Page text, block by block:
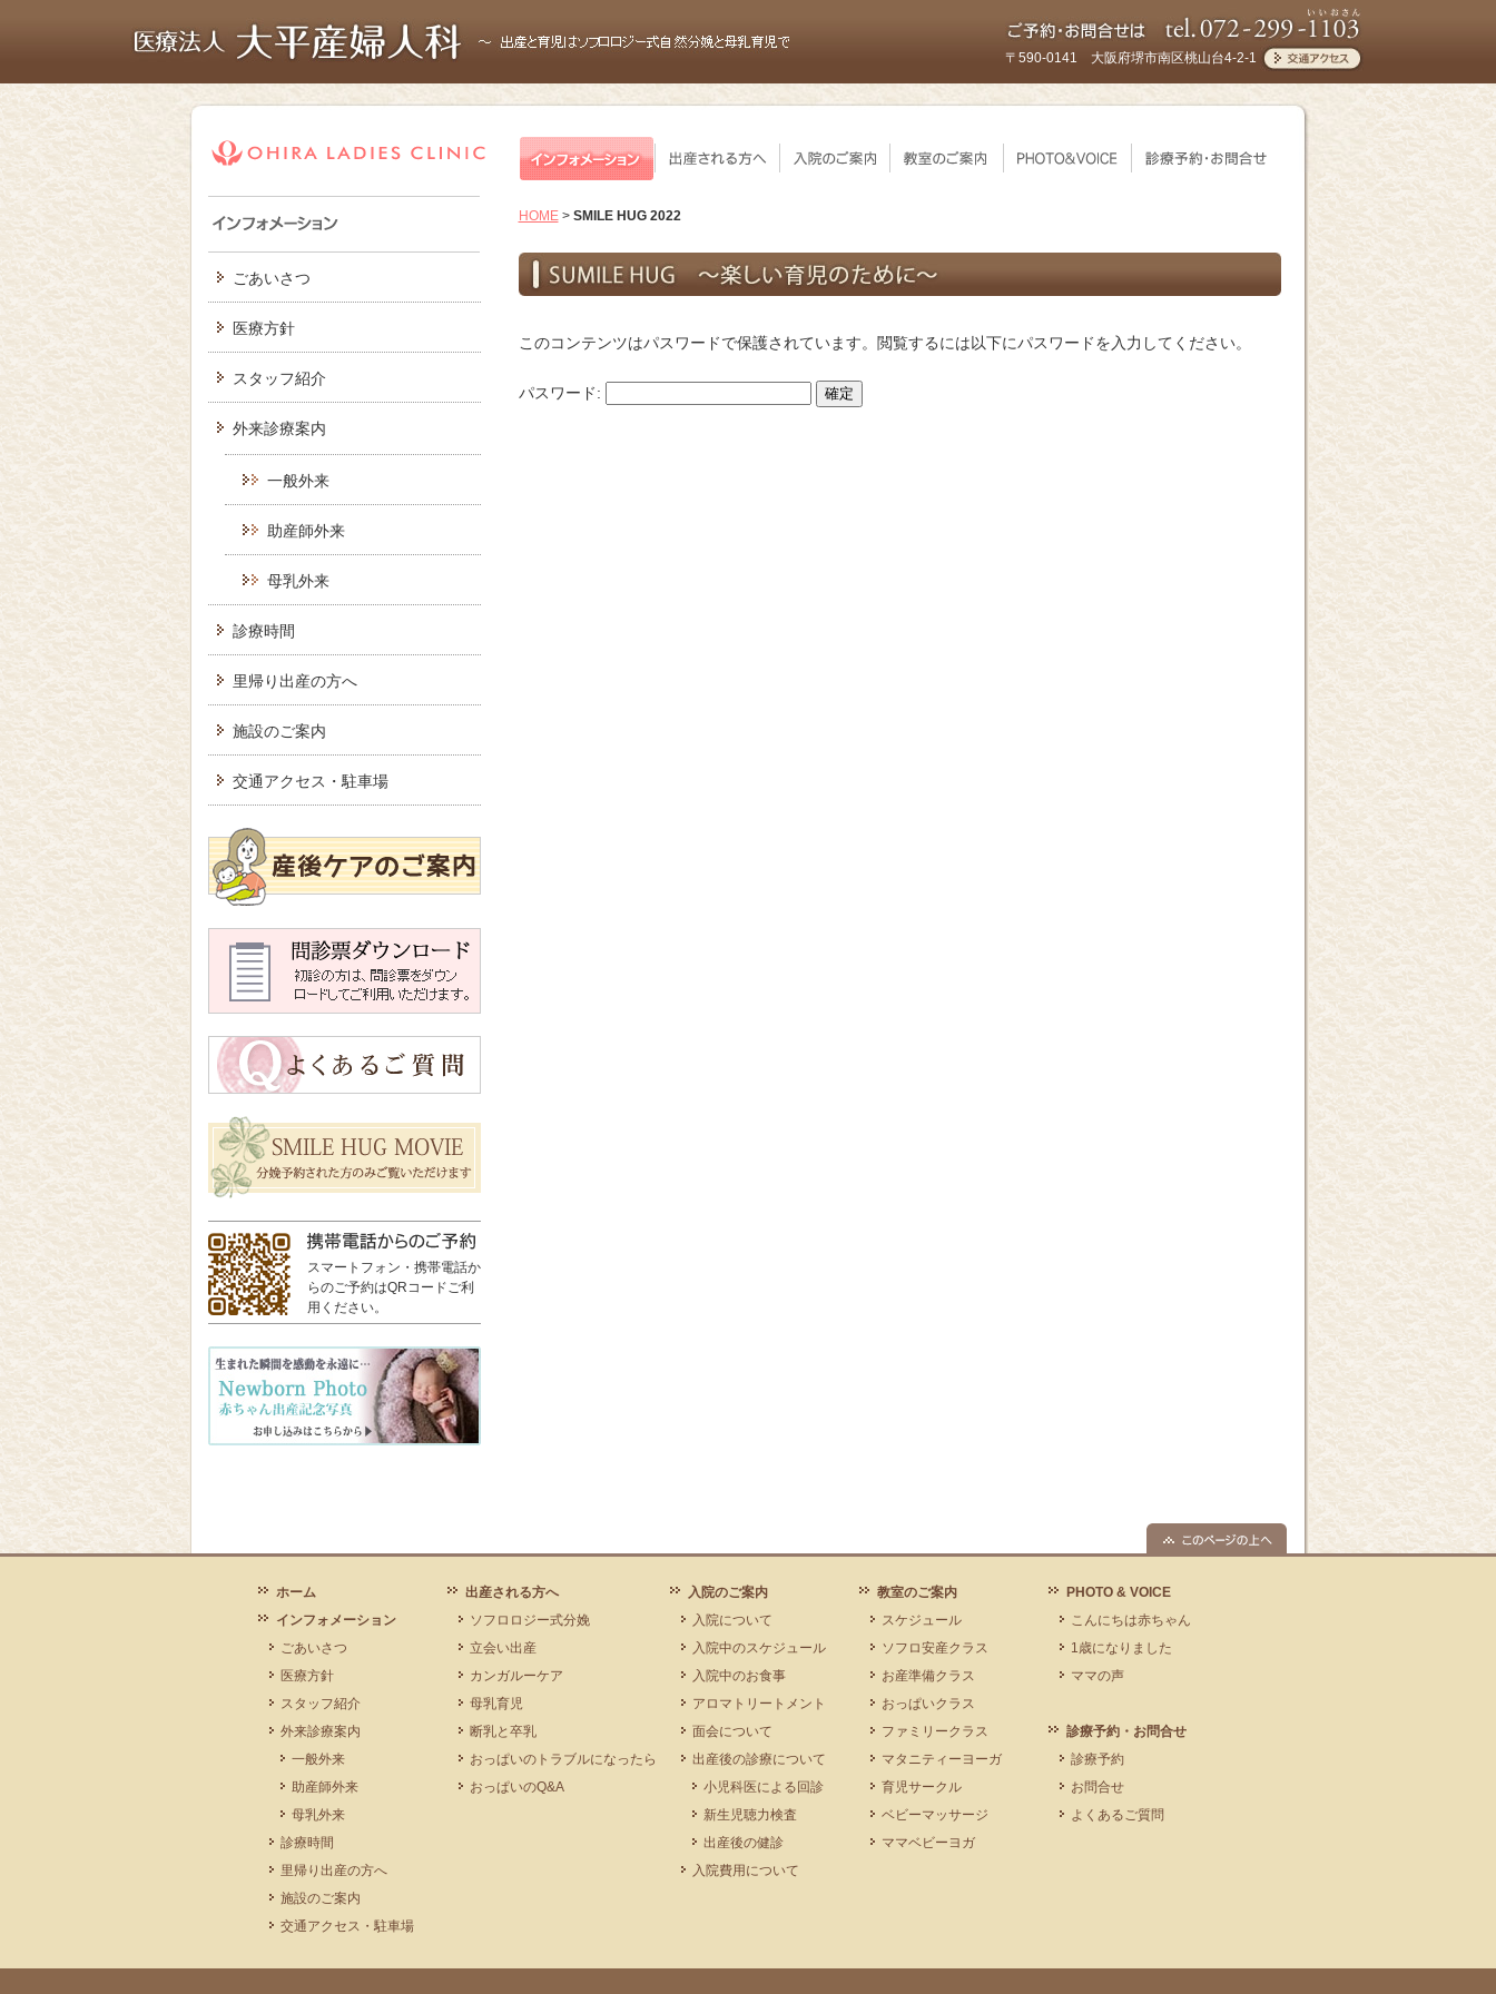
〒590-0141 大阪府堺市南区桃山台4-2-1
ごあいさつ
医療方針
スタッフ紹介
外来診療案内
一般外来
助産師外来
母乳外来
診療時間
里帰り出産の方へ
施設のご案内
交通アクセス・駐車場
スマートフォン・携帯電話か
らのご予約はQRコードご利
用ください。
HOME> SMILE HUG 2022
このコンテンツはパスワードで保護されています。閲覧するには以下にパスワードを入力してください。
パスワード:
ホーム
インフォメーション
ごあいさつ
医療方針
スタッフ紹介
外来診療案内
一般外来
助産師外来
母乳外来
診療時間
里帰り出産の方へ
施設のご案内
交通アクセス・駐車場
出産される方へ
ソフロロジー式分娩
立会い出産
カンガルーケア
母乳育児
断乳と卒乳
おっぱいのトラブルになったら
おっぱいのQ&A
入院のご案内
入院について
入院中のスケジュール
入院中のお食事
アロマトリートメント
面会について
出産後の診療について
小児科医による回診
新生児聴力検査
出産後の健診
入院費用について
教室のご案内
スケジュール
ソフロ安産クラス
お産準備クラス
おっぱいクラス
ファミリークラス
マタニティーヨーガ
育児サークル
ベビーマッサージ
ママベビーヨガ
PHOTO & VOICE
こんにちは赤ちゃん
1歳になりました
ママの声
診療予約・お問合せ
診療予約
お問合せ
よくあるご質問